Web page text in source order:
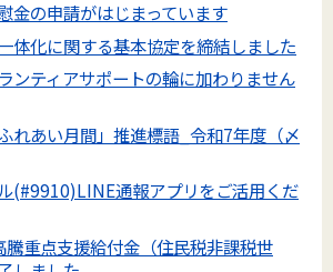
金の申請がはじまっています
体化に関する基本協定を締結しました
ンティアサポートの輪に加わりません
れあい月間」推進標語_令和7年度（〆
(#9910)LINE通報アプリをご活用くだ
重点支援給付金（住民税非課税世